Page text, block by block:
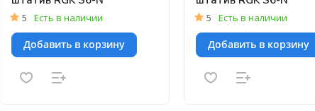
5 Есть в наличии
Добавить в корзину
5 Есть в наличии
Добавить в корзину